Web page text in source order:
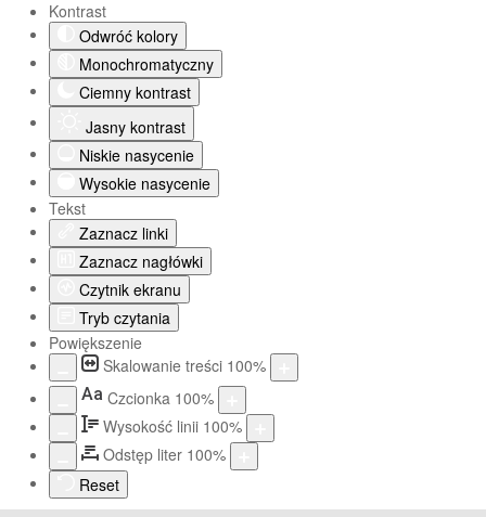
Kontrast
Odwróć kolory
Monochromatyczny
Ciemny kontrast
Jasny kontrast
Niskie nasycenie
Wysokie nasycenie
Tekst
Zaznacz linki
Zaznacz nagłówki
Czytnik ekranu
Tryb czytania
Powiększenie
Skalowanie treści 100%
Aa Czcionka 100%
Wysokość linii 100%
Odstęp liter 100%
Reset